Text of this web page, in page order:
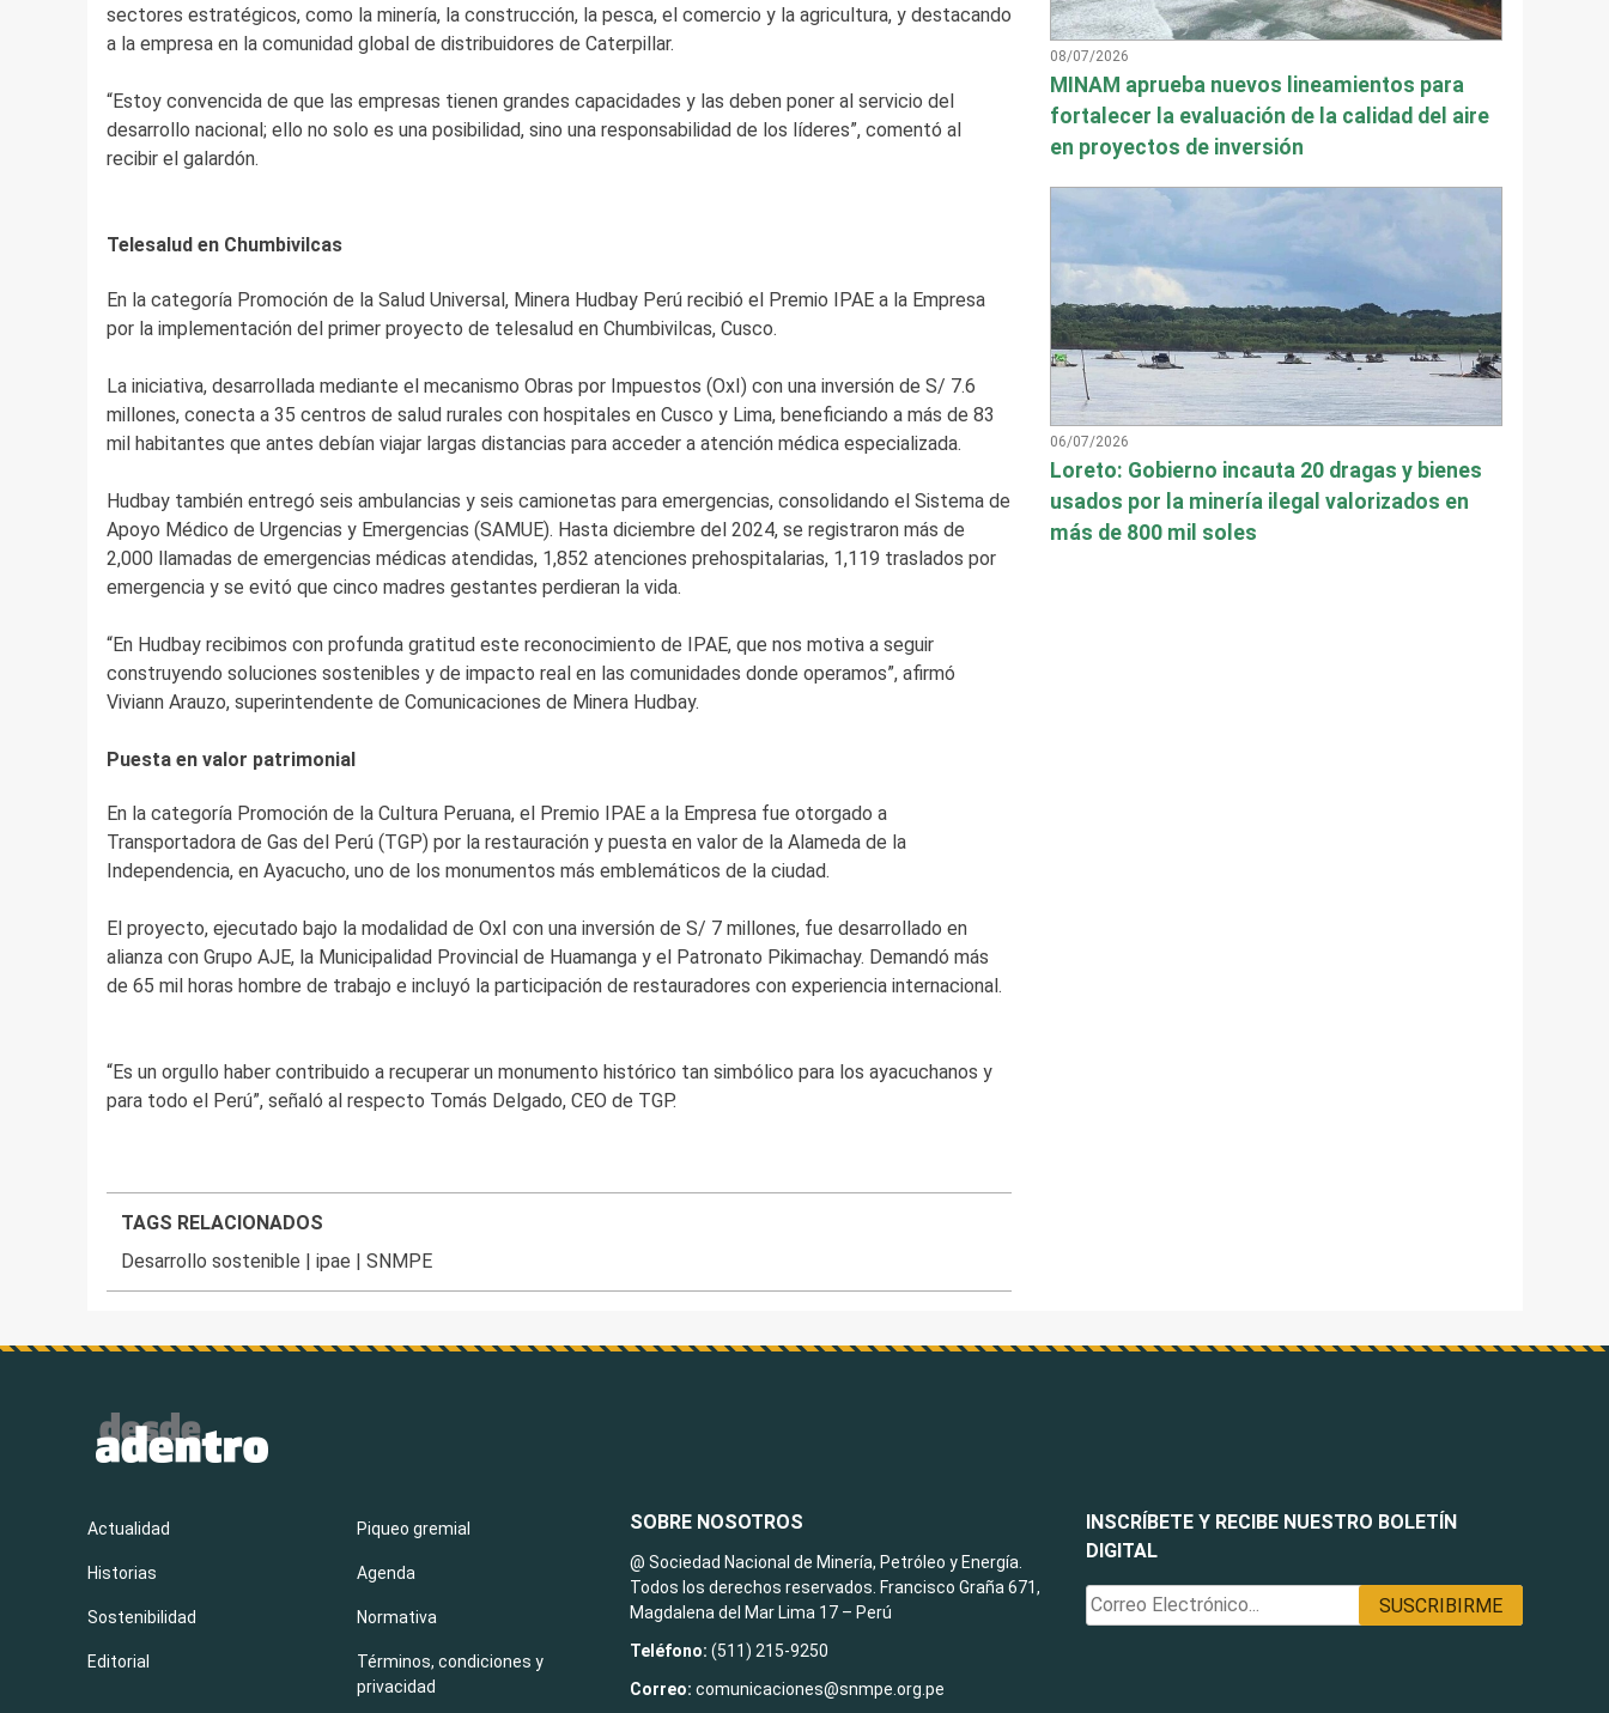
sectores estratégicos, como la minería, la construcción, la pesca, el comercio y la agricultura, y destacando
a la empresa en la comunidad global de distribuidores de Caterpillar.
“Estoy convencida de que las empresas tienen grandes capacidades y las deben poner al servicio del
desarrollo nacional; ello no solo es una posibilidad, sino una responsabilidad de los líderes”, comentó al
recibir el galardón.
Telesalud en Chumbivilcas
En la categoría Promoción de la Salud Universal, Minera Hudbay Perú recibió el Premio IPAE a la Empresa
por la implementación del primer proyecto de telesalud en Chumbivilcas, Cusco.
La iniciativa, desarrollada mediante el mecanismo Obras por Impuestos (OxI) con una inversión de S/ 7.6
millones, conecta a 35 centros de salud rurales con hospitales en Cusco y Lima, beneficiando a más de 83
mil habitantes que antes debían viajar largas distancias para acceder a atención médica especializada.
Hudbay también entregó seis ambulancias y seis camionetas para emergencias, consolidando el Sistema de
Apoyo Médico de Urgencias y Emergencias (SAMUE). Hasta diciembre del 2024, se registraron más de
2,000 llamadas de emergencias médicas atendidas, 1,852 atenciones prehospitalarias, 1,119 traslados por
emergencia y se evitó que cinco madres gestantes perdieran la vida.
“En Hudbay recibimos con profunda gratitud este reconocimiento de IPAE, que nos motiva a seguir
construyendo soluciones sostenibles y de impacto real en las comunidades donde operamos”, afirmó
Viviann Arauzo, superintendente de Comunicaciones de Minera Hudbay.
Puesta en valor patrimonial
En la categoría Promoción de la Cultura Peruana, el Premio IPAE a la Empresa fue otorgado a
Transportadora de Gas del Perú (TGP) por la restauración y puesta en valor de la Alameda de la
Independencia, en Ayacucho, uno de los monumentos más emblemáticos de la ciudad.
El proyecto, ejecutado bajo la modalidad de OxI con una inversión de S/ 7 millones, fue desarrollado en
alianza con Grupo AJE, la Municipalidad Provincial de Huamanga y el Patronato Pikimachay. Demandó más
de 65 mil horas hombre de trabajo e incluyó la participación de restauradores con experiencia internacional.
“Es un orgullo haber contribuido a recuperar un monumento histórico tan simbólico para los ayacuchanos y
para todo el Perú”, señaló al respecto Tomás Delgado, CEO de TGP.
TAGS RELACIONADOS
Desarrollo sostenible |ipae |SNMPE
08/07/2026
MINAM aprueba nuevos lineamientos para
fortalecer la evaluación de la calidad del aire
en proyectos de inversión
06/07/2026
Loreto: Gobierno incauta 20 dragas y bienes
usados por la minería ilegal valorizados en
más de 800 mil soles
INSCRÍBETE Y RECIBE NUESTRO BOLETÍN
DIGITAL
Actualidad
Historias
Sostenibilidad
Editorial
Piqueo gremial
Agenda
Normativa
Términos, condiciones y
privacidad
SOBRE NOSOTROS
@ Sociedad Nacional de Minería, Petróleo y Energía.
Todos los derechos reservados. Francisco Graña 671,
Magdalena del Mar Lima 17 – Perú
Teléfono: (511) 215-9250
Correo:comunicaciones@snmpe.org.pe